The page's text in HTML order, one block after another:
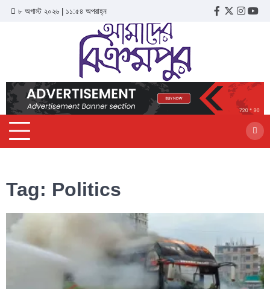
৮ অগাস্ট ২০২৬ | ১১:৫৪ অপরাহ্ন
Tag: Politics